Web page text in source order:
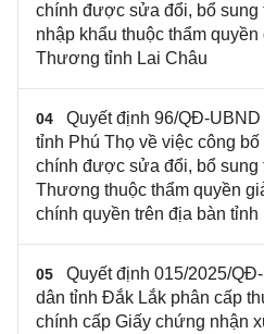
chính được sửa đổi, bổ sung
nhập khẩu thuộc thẩm
Thương tỉnh Lai Châu
04
Quyết định 96/QĐ-
tỉnh Phú Thọ về việc công
chính được sửa đổi, bổ sung
Thương thuộc thẩm quyền
chính quyền trên địa bàn tỉnh
05
Quyết định 015/2025/
dân tỉnh Đắk Lắk phân cấp
chính cấp Giấy chứng nhận